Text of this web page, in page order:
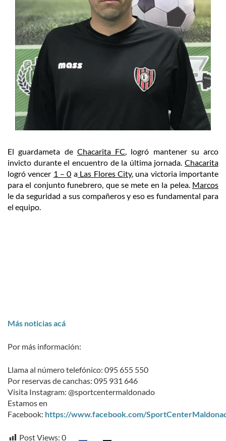
El guardameta de Chacarita FC, logró mantener su arco
invicto durante el encuentro de la última jornada. Chacarita
logró vencer 1 – 0 aLas Flores City, una victoria importante
para el conjunto funebrero, que se mete en la pelea. Marcos
le da seguridad a sus compañeros y eso es fundamental para
el equipo.
Más noticias acá
Por más información:
Llama al número telefónico: 095 655 550
Por reservas de canchas: 095 931 646
Visita Instagram: @sportcentermaldonado
Estamos en
Facebook: https://www.facebook.com/
Post Views: 0